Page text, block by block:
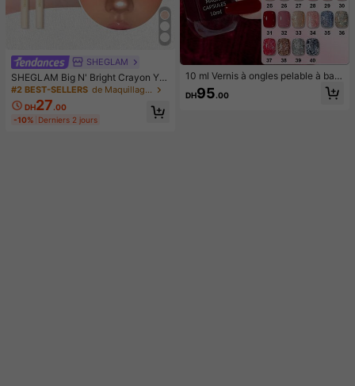
SHEGLAM
SHEGLAM Big N' Bright Crayon Ye
ux-Frost Paillettes Marque De Beau
té CosméTique Maquillage Pour Fe
mmes Et Filles
#2 BEST-SELLERS de Maquillage du visage
DH27.00
-10% Derniers 2 jours
10 ml Vernis à ongles pelable à bas
e d'eau, sans cuisson, à décoller, lo
ngue tenue, séchage rapide. Facile
DH95.00